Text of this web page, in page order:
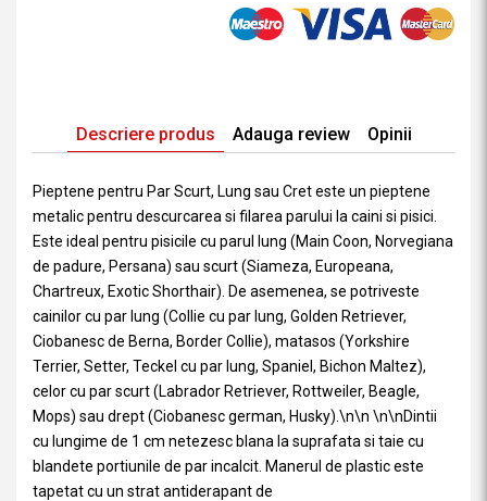
Descriere produs Adauga review Opinii
Pieptene pentru Par Scurt, Lung sau Cret este un pieptene
metalic pentru descurcarea si filarea parului la caini si pisici.
Este ideal pentru pisicile cu parul lung (Main Coon, Norvegiana
de padure, Persana) sau scurt (Siameza, Europeana,
Chartreux, Exotic Shorthair). De asemenea, se potriveste
cainilor cu par lung (Collie cu par lung, Golden Retriever,
Ciobanesc de Berna, Border Collie), matasos (Yorkshire
Terrier, Setter, Teckel cu par lung, Spaniel, Bichon Maltez),
celor cu par scurt (Labrador Retriever, Rottweiler, Beagle,
Mops) sau drept (Ciobanesc german, Husky).\n\n \n\nDintii
cu lungime de 1 cm netezesc blana la suprafata si taie cu
blandete portiunile de par incalcit. Manerul de plastic este
tapetat cu un strat antiderapant de